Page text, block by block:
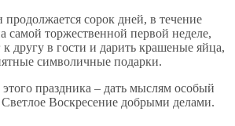
сорок дней, в течение
самой торжественной первой неделе,
к другу в гости и дарить крашеные яйца,
символичные подарки.
праздника – дать мыслям особый
Светлое Воскресение добрыми делами.